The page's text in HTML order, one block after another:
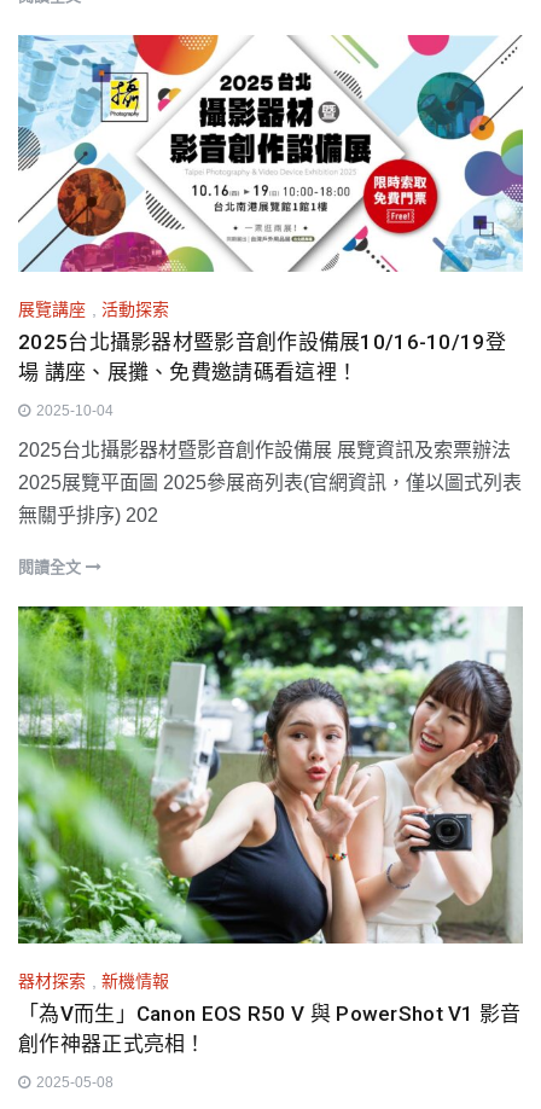
展覽講座 活動探索
2025台北攝影器材暨影音創作設備展10/16-10/19登
場 講座、展攤、免費邀請碼看這裡！
2025-10-04
2025台北攝影器材暨影音創作設備展 展覽資訊及索票辦法
2025展覽平面圖 2025參展商列表(官網資訊，僅以圖式列表
無關乎排序) 202
閱讀全文
器材探索 新機情報
「為V而生」Canon EOS R50 V 與 PowerShot V1 影音
創作神器正式亮相！
2025-05-08